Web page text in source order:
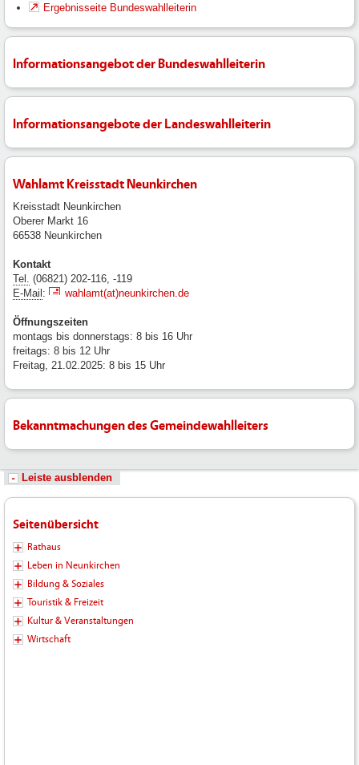
Ergebnisseite Bundeswahlleiterin
Informationsangebot der Bundeswahlleiterin
Informationsangebote der Landeswahlleiterin
Wahlamt Kreisstadt Neunkirchen
Kreisstadt Neunkirchen
Oberer Markt 16
66538 Neunkirchen
Kontakt
Tel. (06821) 202-116, -119
E-Mail: wahlamt(at)neunkirchen.de
Öffnungszeiten
montags bis donnerstags: 8 bis 16 Uhr
freitags: 8 bis 12 Uhr
Freitag, 21.02.2025: 8 bis 15 Uhr
Bekanntmachungen des Gemeindewahlleiters
Leiste ausblenden
Seitenübersicht
Rathaus
Leben in Neunkirchen
Bildung & Soziales
Touristik & Freizeit
Kultur & Veranstaltungen
Wirtschaft